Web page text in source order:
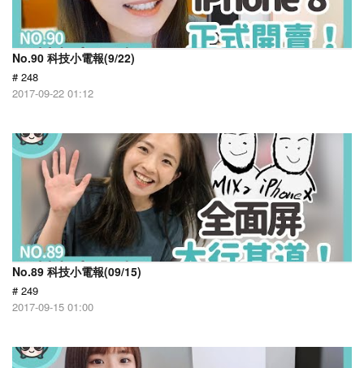
No.90 科技小電報(9/22)
# 248
2017-09-22 01:12
No.89 科技小電報(09/15)
# 249
2017-09-15 01:00